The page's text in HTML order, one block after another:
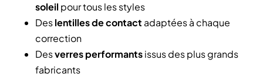
soleil pour tous les styles
Deslentilles de contact adaptées à chaque
correction
Desverres performantsissus des plus grands
fabricants